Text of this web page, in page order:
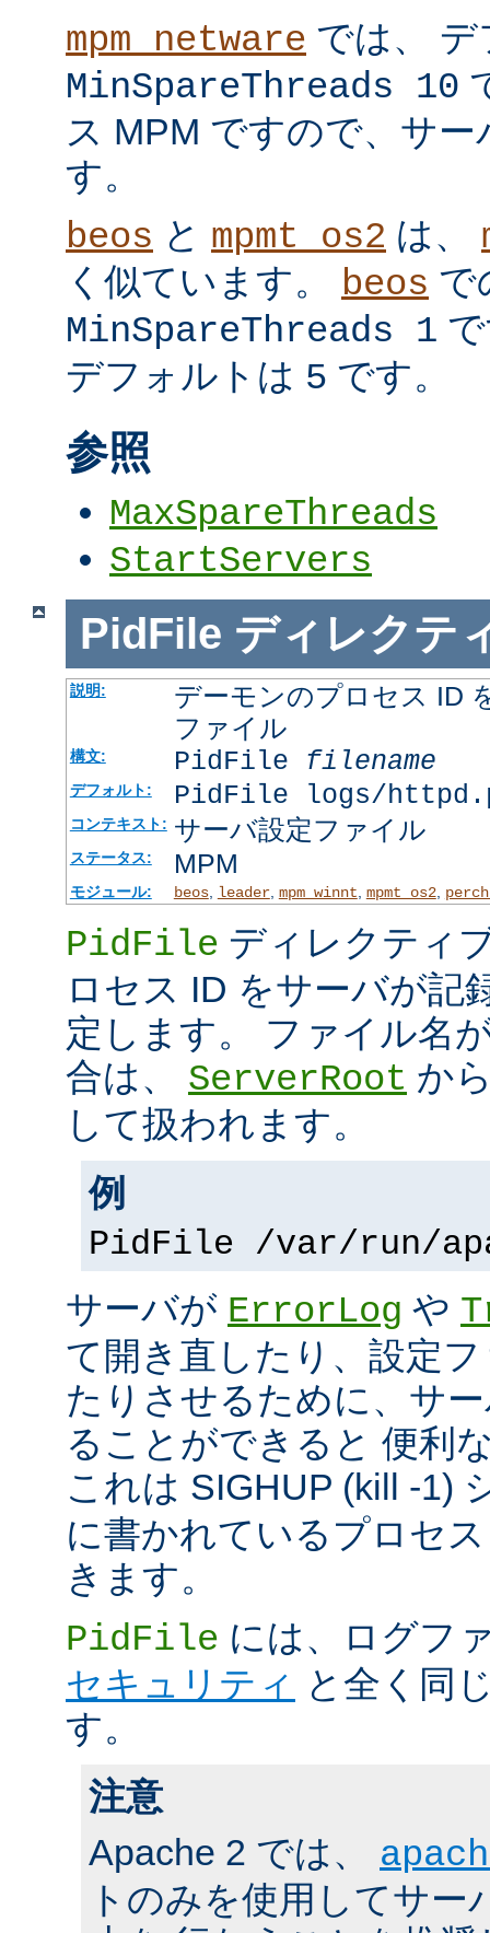
mpm_netware では、
MinSpareThreads 10
ス MPM ですので、サ
す。
beos と mpmt_os2 は、
く似ています。 beos で
MinSpareThreads 1
デフォルトは 5 です。
参照
MaxSpareThreads
StartServers
PidFile ディレクテ
説明:
デーモンのプロセス ID
ファイル
構文: PidFile filename
デフォルト: PidFile logs/
コンテキスト: サーバ設定ファイル
ステータス: MPM
モジュール: beos, leader, mpm_winnt mpmt_os2,
PidFile ディレクティ
ロセス ID をサーバが記
定します。 ファイル名
合は、 ServerRoot か
して扱われます。
例
PidFile /var/run/
サーバが ErrorLog や
て開き直したり、設定
たりさせるために、サ
ることができると 便利
これは SIGHUP (kill -1)
に書かれているプロセ
きます。
PidFile には、ログフ
セキュリティ と全く同
す。
注意
Apache 2 では、
トのみを使用してサー